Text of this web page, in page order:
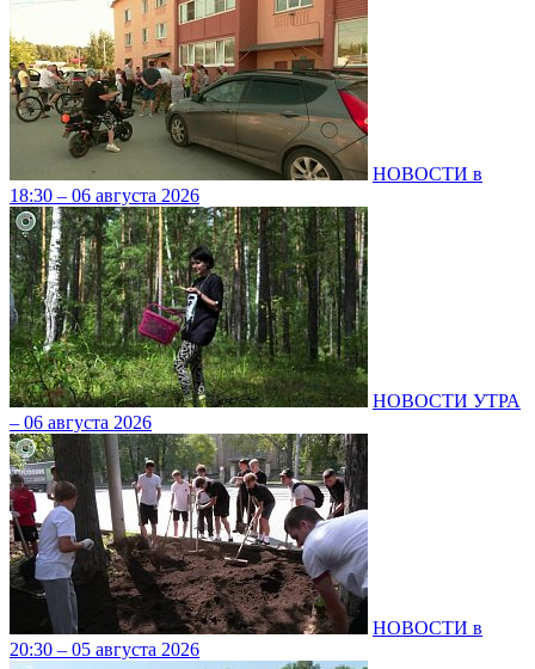
НОВОСТИ в
18:30 – 06 августа 2026
НОВОСТИ УТРА
– 06 августа 2026
НОВОСТИ в
20:30 – 05 августа 2026